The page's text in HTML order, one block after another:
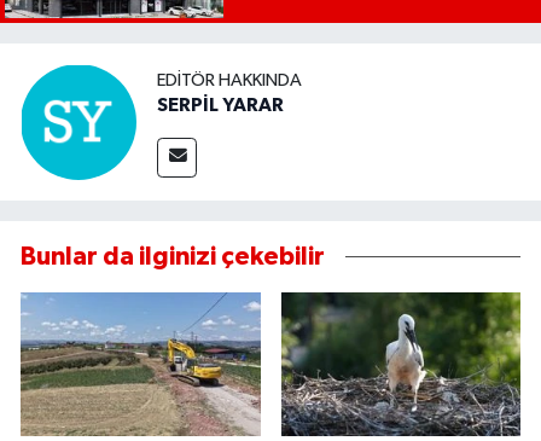
EDITÖR HAKKINDA
SERPİL YARAR
Bunlar da ilginizi çekebilir